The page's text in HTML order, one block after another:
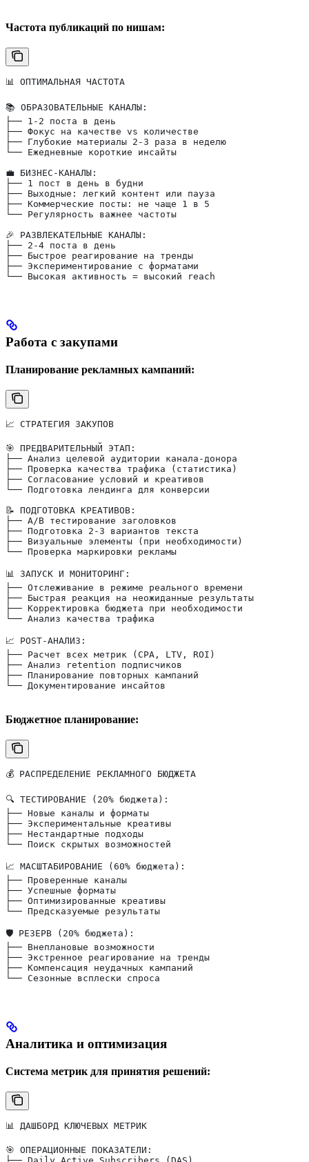
Частота публикаций по нишам:
📊 ОПТИМАЛЬНАЯ ЧАСТОТА
📚 ОБРАЗОВАТЕЛЬНЫЕ КАНАЛЫ:
├── 1-2 поста в день
├── Фокус на качестве vs количестве
├── Глубокие материалы 2-3 раза в неделю
└── Ежедневные короткие инсайты
💼 БИЗНЕС-КАНАЛЫ:
├── 1 пост в день в будни
├── Выходные: легкий контент или пауза
├── Коммерческие посты: не чаще 1 в 5
└── Регулярность важнее частоты
🎉 РАЗВЛЕКАТЕЛЬНЫЕ КАНАЛЫ:
├── 2-4 поста в день
├── Быстрое реагирование на тренды
├── Экспериментирование с форматами
└── Высокая активность = высокий reach
Работа с закупами
Планирование рекламных кампаний:
📈 СТРАТЕГИЯ ЗАКУПОВ
🎯 ПРЕДВАРИТЕЛЬНЫЙ ЭТАП:
├── Анализ целевой аудитории канала-донора
├── Проверка качества трафика (статистика)
├── Согласование условий и креативов
└── Подготовка лендинга для конверсии
📝 ПОДГОТОВКА КРЕАТИВОВ:
├── A/B тестирование заголовков
├── Подготовка 2-3 вариантов текста
├── Визуальные элементы (при необходимости)
└── Проверка маркировки рекламы
📊 ЗАПУСК И МОНИТОРИНГ:
├── Отслеживание в режиме реального времени
├── Быстрая реакция на неожиданные результаты
├── Корректировка бюджета при необходимости
└── Анализ качества трафика
📈 POST-АНАЛИЗ:
├── Расчет всех метрик (CPA, LTV, ROI)
├── Анализ retention подписчиков
├── Планирование повторных кампаний
└── Документирование инсайтов
Бюджетное планирование:
💰 РАСПРЕДЕЛЕНИЕ РЕКЛАМНОГО БЮДЖЕТА
🔍 ТЕСТИРОВАНИЕ (20% бюджета):
├── Новые каналы и форматы
├── Экспериментальные креативы
├── Нестандартные подходы
└── Поиск скрытых возможностей
📈 МАСШТАБИРОВАНИЕ (60% бюджета):
├── Проверенные каналы
├── Успешные форматы
├── Оптимизированные креативы
└── Предсказуемые результаты
🛡️ РЕЗЕРВ (20% бюджета):
├── Внеплановые возможности
├── Экстренное реагирование на тренды
├── Компенсация неудачных кампаний
└── Сезонные всплески спроса
Аналитика и оптимизация
Система метрик для принятия решений:
📊 ДАШБОРД КЛЮЧЕВЫХ МЕТРИК
🎯 ОПЕРАЦИОННЫЕ ПОКАЗАТЕЛИ: